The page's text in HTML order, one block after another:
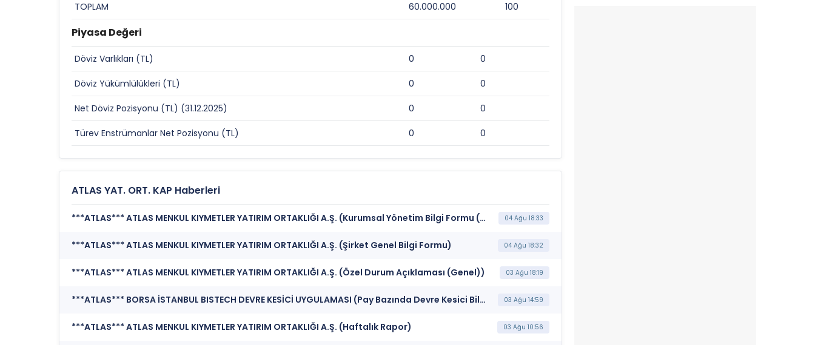
TOPLAM 60.000.000 100
Piyasa Değeri
Döviz Varlıkları (TL) 0 0
Döviz Yükümlülükleri (TL) 0 0
Net Döviz Pozisyonu (TL) (31.12.2025) 0 0
Türev Enstrümanlar Net Pozisyonu (TL) 0 0
ATLAS YAT. ORT. KAP Haberleri
***ATLAS*** ATLAS MENKUL KIYMETLER YATIRIM ORTAKLIĞI A.Ş. (Kurumsal Yönetim Bilgi Formu (Güncelleme) - Yönetim Kurulu-2) 04 Ağu 18:33
***ATLAS*** ATLAS MENKUL KIYMETLER YATIRIM ORTAKLIĞI A.Ş. (Şirket Genel Bilgi Formu) 04 Ağu 18:32
***ATLAS*** ATLAS MENKUL KIYMETLER YATIRIM ORTAKLIĞI A.Ş. (Özel Durum Açıklaması (Genel)) 03 Ağu 18:19
***ATLAS*** BORSA İSTANBUL BISTECH DEVRE KESİCİ UYGULAMASI (Pay Bazında Devre Kesici Bildirimi) 03 Ağu 14:59
***ATLAS*** ATLAS MENKUL KIYMETLER YATIRIM ORTAKLIĞI A.Ş. (Haftalık Rapor) 03 Ağu 10:56